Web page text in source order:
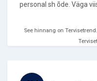
personal sh õde. Väga
See hinnang on